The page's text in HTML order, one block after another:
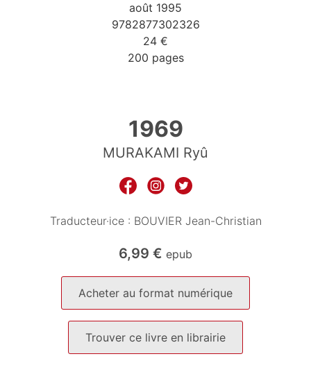
août 1995
9782877302326
24 €
200 pages
1969
MURAKAMI Ryû
Traducteur·ice : BOUVIER Jean-Christian
6,99 € epub
Acheter au format numérique
Trouver ce livre en librairie